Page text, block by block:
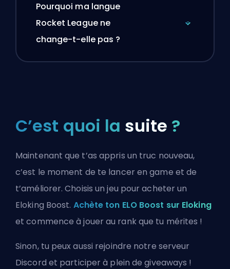
Pourquoi ma langue
Rocket League ne
change-t-elle pas ?
C’est quoi la suite ?
Maintenant que t’as appris un truc nouveau,
c’est le moment de te lancer en game et de
t’améliorer. Choisis un jeu pour acheter un
Eloking Boost. Achète ton ELO Boost sur Eloking
et commence à jouer au rank que tu mérites !
Sinon, tu peux aussi rejoindre notre serveur
Discord et participer à plein de giveaways !